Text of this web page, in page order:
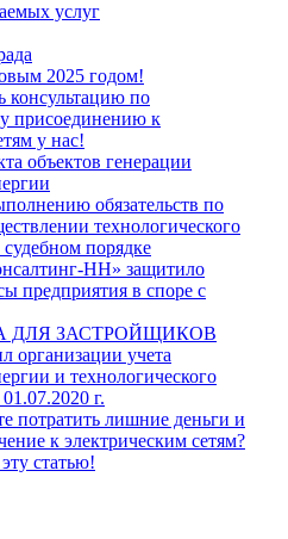
услуг
2025 годом!
консультацию по
присоединению к
у нас!
объектов генерации
обязательств по
технологического
порядке
НН» защитило
предприятия в споре с
ДЛЯ ЗАСТРОЙЩИКОВ
организации учета
и технологического
г.
потратить лишние деньги и
к электрическим сетям?
статью!